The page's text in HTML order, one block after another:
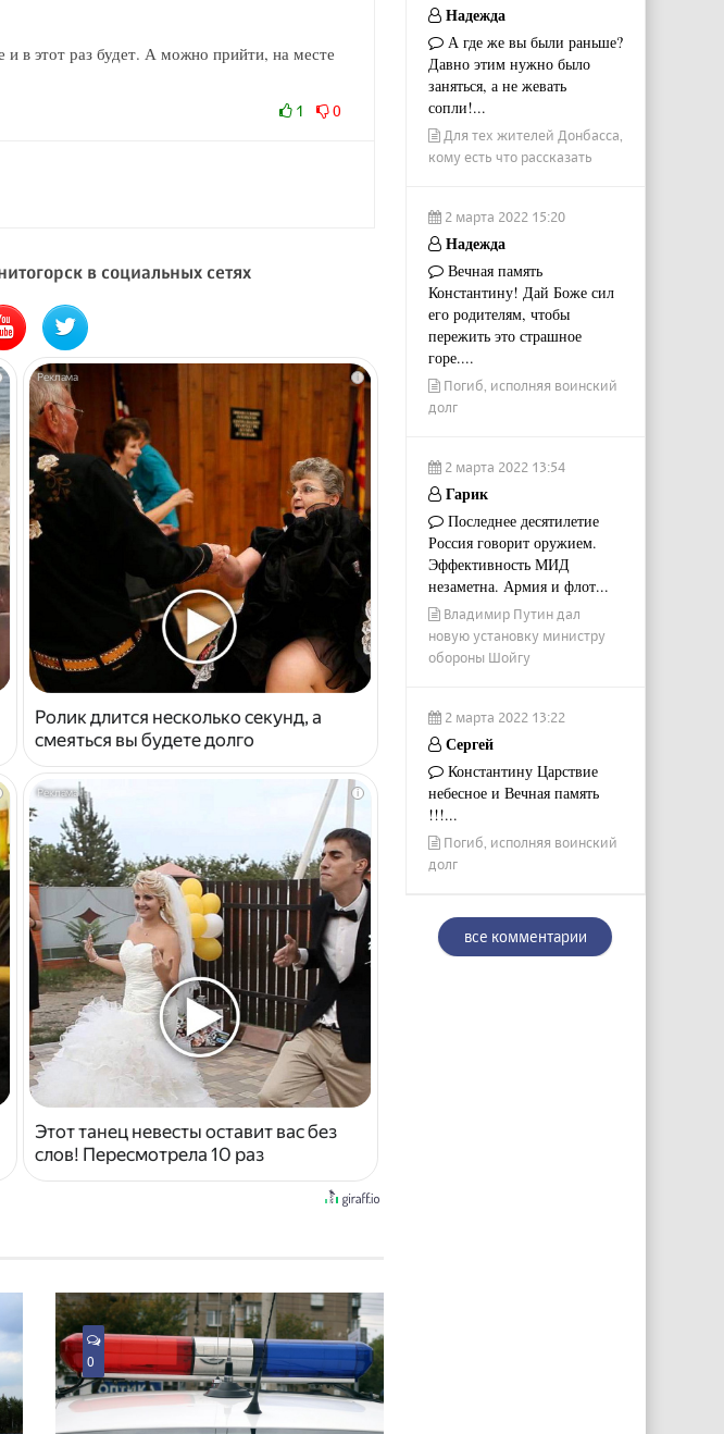
и в этот раз будет. А можно прийти, на месте
1 0
в социальных сетях
i
Ролик длится несколько секунд, а
смеяться вы будете долго
i
Этот танец невесты оставит вас без
слов! Пересмотрела 10 раз
0
Надежда
А где же вы были раньше?
Давно этим нужно было
заняться, а не жевать
сопли!...
Для тех жителей Донбасса,
кому есть что рассказать
2 марта 2022 15:20
Надежда
Вечная память
Константину! Дай Боже сил
его родителям, чтобы
пережить это страшное
горе....
Погиб, исполняя воинский
долг
2 марта 2022 13:54
Гарик
Последнее десятилетие
Россия говорит оружием.
Эффективность МИД
незаметна. Армия и флот...
Владимир Путин дал
новую установку министру
обороны Шойгу
2 марта 2022 13:22
Сергей
Константину Царствие
небесное и Вечная память
!!!...
Погиб, исполняя воинский
долг
все комментарии